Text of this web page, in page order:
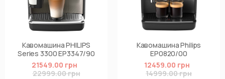
Кавомашина PHILIPS
Series 3300 EP3347/90
21549.00 грн
22999.00 грн
Кавомашина Philips
EP0820/00
12459.00 грн
14999.00 грн